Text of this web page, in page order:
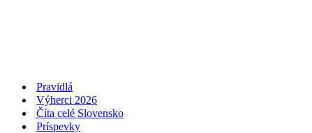
Pravidlá
Výherci 2026
Číta celé Slovensko
Príspevky